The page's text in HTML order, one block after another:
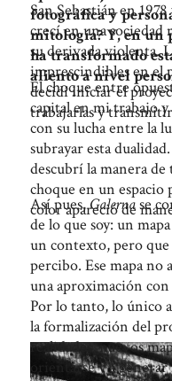
fotográfica y
mitología? Y, en un
ha transformado
aliento a nivel
San Sebastián en
crecí en una sociedad
su derivada violenta.
imprescindibles en el
decidí iniciar el
trabajarlas y
El choque entre
capital en mi trabajo
con su lucha entre la
subrayar esta
descubrí la manera
choque en un espacio
color apareció de
Así pues,Galernase
de lo que soy: un
un contexto, pero
percibo. Ese mapa no
una aproximación
Por lo tanto, lo único
la formalización del
realidades, nuevos
orientarse y a